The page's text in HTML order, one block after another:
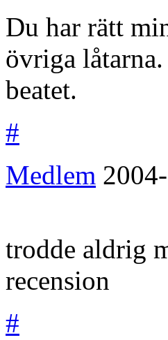
Du har rätt
övriga
beatet.
#
Medlem
trodde aldrig
recension
#